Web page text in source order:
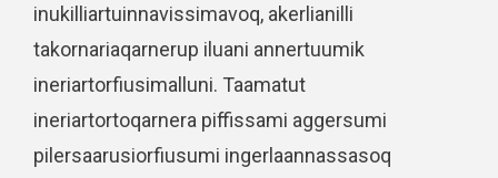
inukilliartuinnavissimavoq, akerlianilli
takornariaqarnerup iluani annertuumik
ineriartorfiusimalluni. Taamatut
ineriartortoqarnera piffissami aggersumi
pilersaarusiorfiusumi ingerlaannassasoq